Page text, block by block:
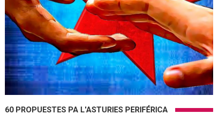
60 PROPUESTES PA L'ASTURIES PERIFÉRICA